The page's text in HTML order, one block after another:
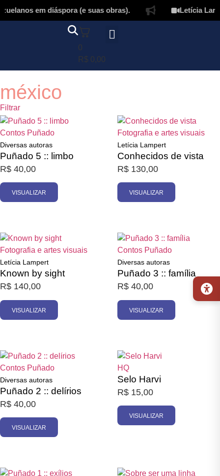
em diáspora (e suas obras). Letícia
0
R$ 0,00
méxico
Filtrar
Promoção
Contos Puñado
Diversas autoras
Puñado 5 :: limbo
R$ 40,00
VISUALIZAR
Fotografia e artes visuais
Letícia Lampert
Conhecidos de vista
R$ 130,00
VISUALIZAR
Fotografia e artes visuais
Letícia Lampert
Known by sight
R$ 140,00
VISUALIZAR
Contos Puñado
Diversas autoras
Puñado 3 :: família
R$ 40,00
VISUALIZAR
Contos Puñado
Diversas autoras
Puñado 2 :: delírios
R$ 40,00
VISUALIZAR
HQ
Selo Harvi
R$ 15,00
VISUALIZAR